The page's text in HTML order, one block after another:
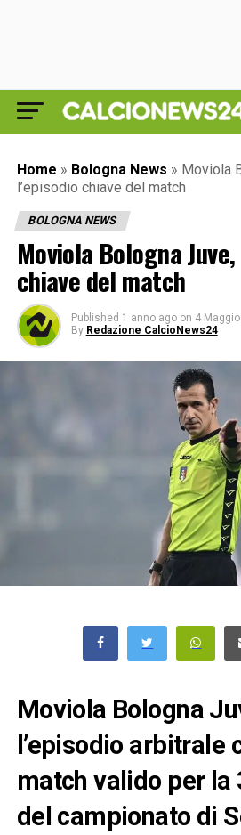
Home » Bologna News » Moviola
l’episodio chiave del match
BOLOGNA NEWS
Moviola Bologna
chiave del match
Published 1 anno ago on 4
By Redazione CalcioNews24
Moviola Bologna
l’episodio arbitrale
match valido per la
del campionato di